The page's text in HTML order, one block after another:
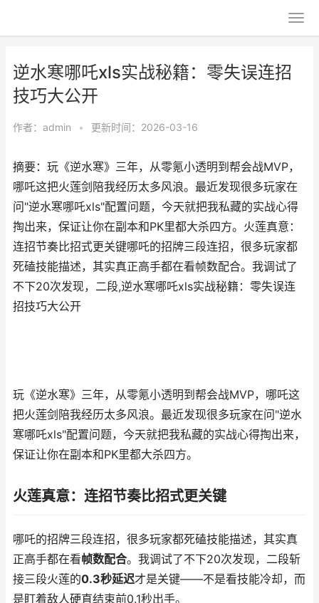
逆水寒哪吒xls实战秘籍：零失误连招
技巧大公开
作者： admin • 更新时间：2026-03-16
摘要：玩《逆水寒》三年，从零氪小透明到帮会战MVP，
哪吒这把火莲剑陪我经历太多风浪。最近发现很多玩家在
问"逆水寒哪吒xls"配置问题，今天就把我私藏的实战心得
掏出来，保证让你在副本和PK里都大杀四方。火莲真意：
连招节奏比招式更关键哪吒的招牌三段连招，很多玩家都
死磕技能描述，其实真正高手都在看帧数配合。我调试了
不下20次发现，二段,逆水寒哪吒xls实战秘籍：零失误连
招技巧大公开
玩《逆水寒》三年，从零氪小透明到帮会战MVP，哪吒这
把火莲剑陪我经历太多风浪。最近发现很多玩家在问"逆水
寒哪吒xls"配置问题，今天就把我私藏的实战心得掏出来，
保证让你在副本和PK里都大杀四方。
火莲真意：连招节奏比招式更关键
哪吒的招牌三段连招，很多玩家都死磕技能描述，其实真
正高手都在看帧数配合。我调试了不下20次发现，二段斩
接三段火莲的0.3秒延迟才是关键——不是看技能冷却，而
是盯着敌人硬直结束前0.1秒出手。